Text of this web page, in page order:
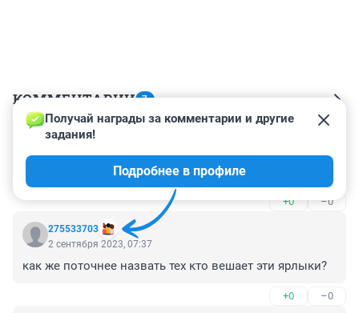
КОММЕНТАРИИ 7
Гость
+0 –0
275533703
Получай награды за комментарии и другие
задания!
Подробнее в профиле
2 сентября 2023, 07:37
как же поточнее назвать тех кто вешает эти ярлыки?
+0 –0